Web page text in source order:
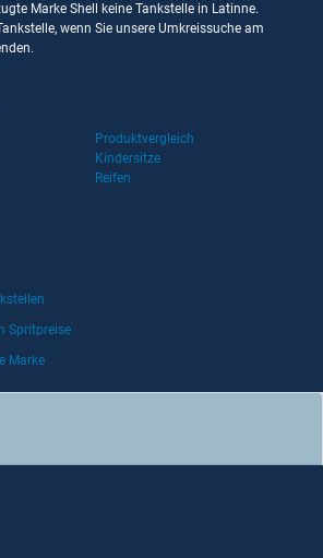
Marke Shell keine Tankstelle in Latinne.
wenn Sie unsere Umkreissuche am
Produktvergleich
Kindersitze
Reifen
Spritpreise
Marke